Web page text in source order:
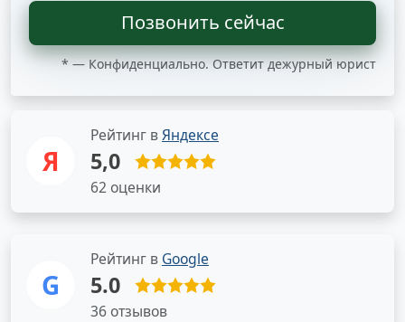
Позвонить сейчас
* — Конфиденциально. Ответит дежурный юрист
Я
Рейтинг вЯндексе
5,0
62 оценки
G
Рейтинг в Google
5.0
36 отзывов